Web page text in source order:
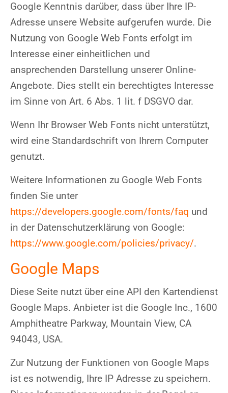
Google Kenntnis darüber, dass über Ihre IP-
Adresse unsere Website aufgerufen wurde. Die
Nutzung von Google Web Fonts erfolgt im
Interesse einer einheitlichen und
ansprechenden Darstellung unserer Online-
Angebote. Dies stellt ein berechtigtes Interesse
im Sinne von Art. 6 Abs. 1 lit. f DSGVO dar.
Wenn Ihr Browser Web Fonts nicht unterstützt,
wird eine Standardschrift von Ihrem Computer
genutzt.
Weitere Informationen zu Google Web Fonts
finden Sie unter
https://developers.google.com/fonts/faq und
in der Datenschutzerklärung von Google:
https://www.google.com/policies/privacy/.
Google Maps
Diese Seite nutzt über eine API den Kartendienst
Google Maps. Anbieter ist die Google Inc., 1600
Amphitheatre Parkway, Mountain View, CA
94043, USA.
Zur Nutzung der Funktionen von Google Maps
ist es notwendig, Ihre IP Adresse zu speichern.